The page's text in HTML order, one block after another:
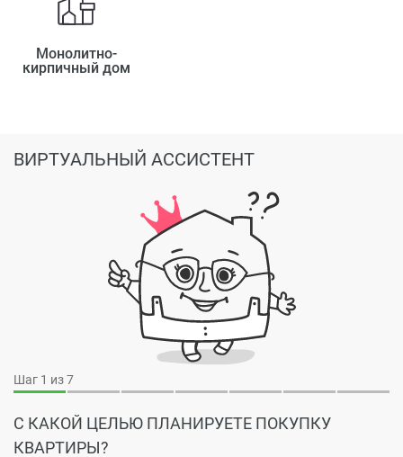
Монолитно-
кирпичный дом
Шаг 1 из 7
С КАКОЙ ЦЕЛЬЮ ПЛАНИРУЕТЕ ПОКУПКУ
КВАРТИРЫ?
ВИРТУАЛЬНЫЙ АССИСТЕНТ